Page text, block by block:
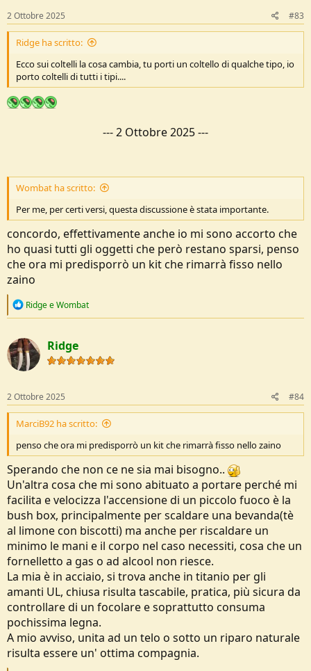
s
:
2 Ottobre 2025 #83
Ridge ha scritto:
Ecco sui coltelli la cosa cambia, tu porti un coltello di qualche tipo, io
porto coltelli di tutti i tipi....
---2 Ottobre 2025---
Wombat ha scritto:
Per me, per certi versi, questa discussione è stata importante.
concordo, effettivamente anche io mi sono accorto che
ho quasi tutti gli oggetti che però restano sparsi, penso
che ora mi predisporrò un kit che rimarrà fisso nello
zaino
R
c
t
i
o
s
:
RidgeeWombat
Ridge
2 Ottobre 2025 #84
MarciB92 ha scritto:
penso che ora mi predisporrò un kit che rimarrà fisso nello zaino
Sperando che non ce ne sia mai bisogno..
Un'altra cosa che mi sono abituato a portare perché mi
facilita e velocizza l'accensione di un piccolo fuoco è la
bush box, principalmente per scaldare una bevanda(tè
al limone con biscotti) ma anche per riscaldare un
minimo le mani e il corpo nel caso necessiti, cosa che un
fornelletto a gas o ad alcool non riesce.
La mia è in acciaio, si trova anche in titanio per gli
amanti UL, chiusa risulta tascabile, pratica, più sicura da
controllare di un focolare e soprattutto consuma
pochissima legna.
A mio avviso, unita ad un telo o sotto un riparo naturale
risulta essere un' ottima compagnia.